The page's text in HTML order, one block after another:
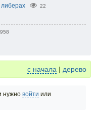
22
958
с начала | дерево
нужно войти или